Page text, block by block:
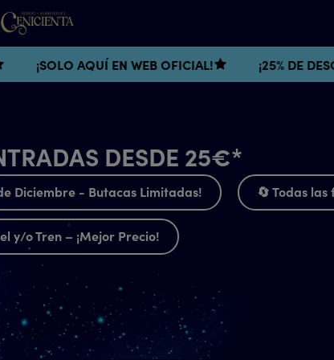
EN WEB OFICIAL! ¡25% DE DESCUENTO!
DESDE 25€*
Diciembre - Butacas Limitadas! 🔄 Todas las
y/o Tren – ¡Mejor Precio!